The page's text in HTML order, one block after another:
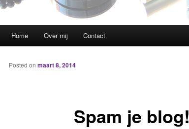
Spring naar de primaire inhoud
Spring naar de secundaire inhoud
Home Over mij Contact
Spam je blog!
Posted on maart 8, 2014